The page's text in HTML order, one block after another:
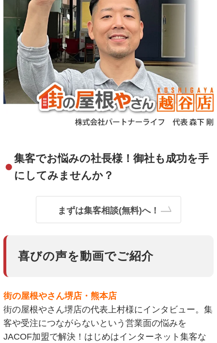
集客でお悩みの社長様！御社も成功を手
にしてみませんか？
まずは集客相談(無料)へ！
喜びの声を動画でご紹介
街の屋根やさん堺店・熊本店
街の屋根やさん堺店の代表上村様にインタビュー。集
客や受注につながらないという営業面の悩みを
JACOF加盟で解決！はじめはインターネット集客な